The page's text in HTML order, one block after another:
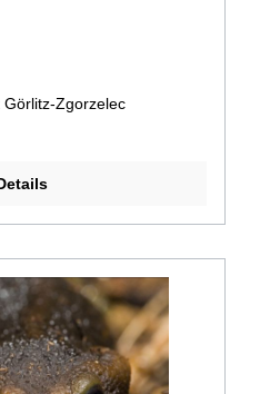
Zgorzelec